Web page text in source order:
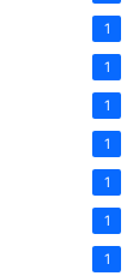
1
1
1
1
1
1
1